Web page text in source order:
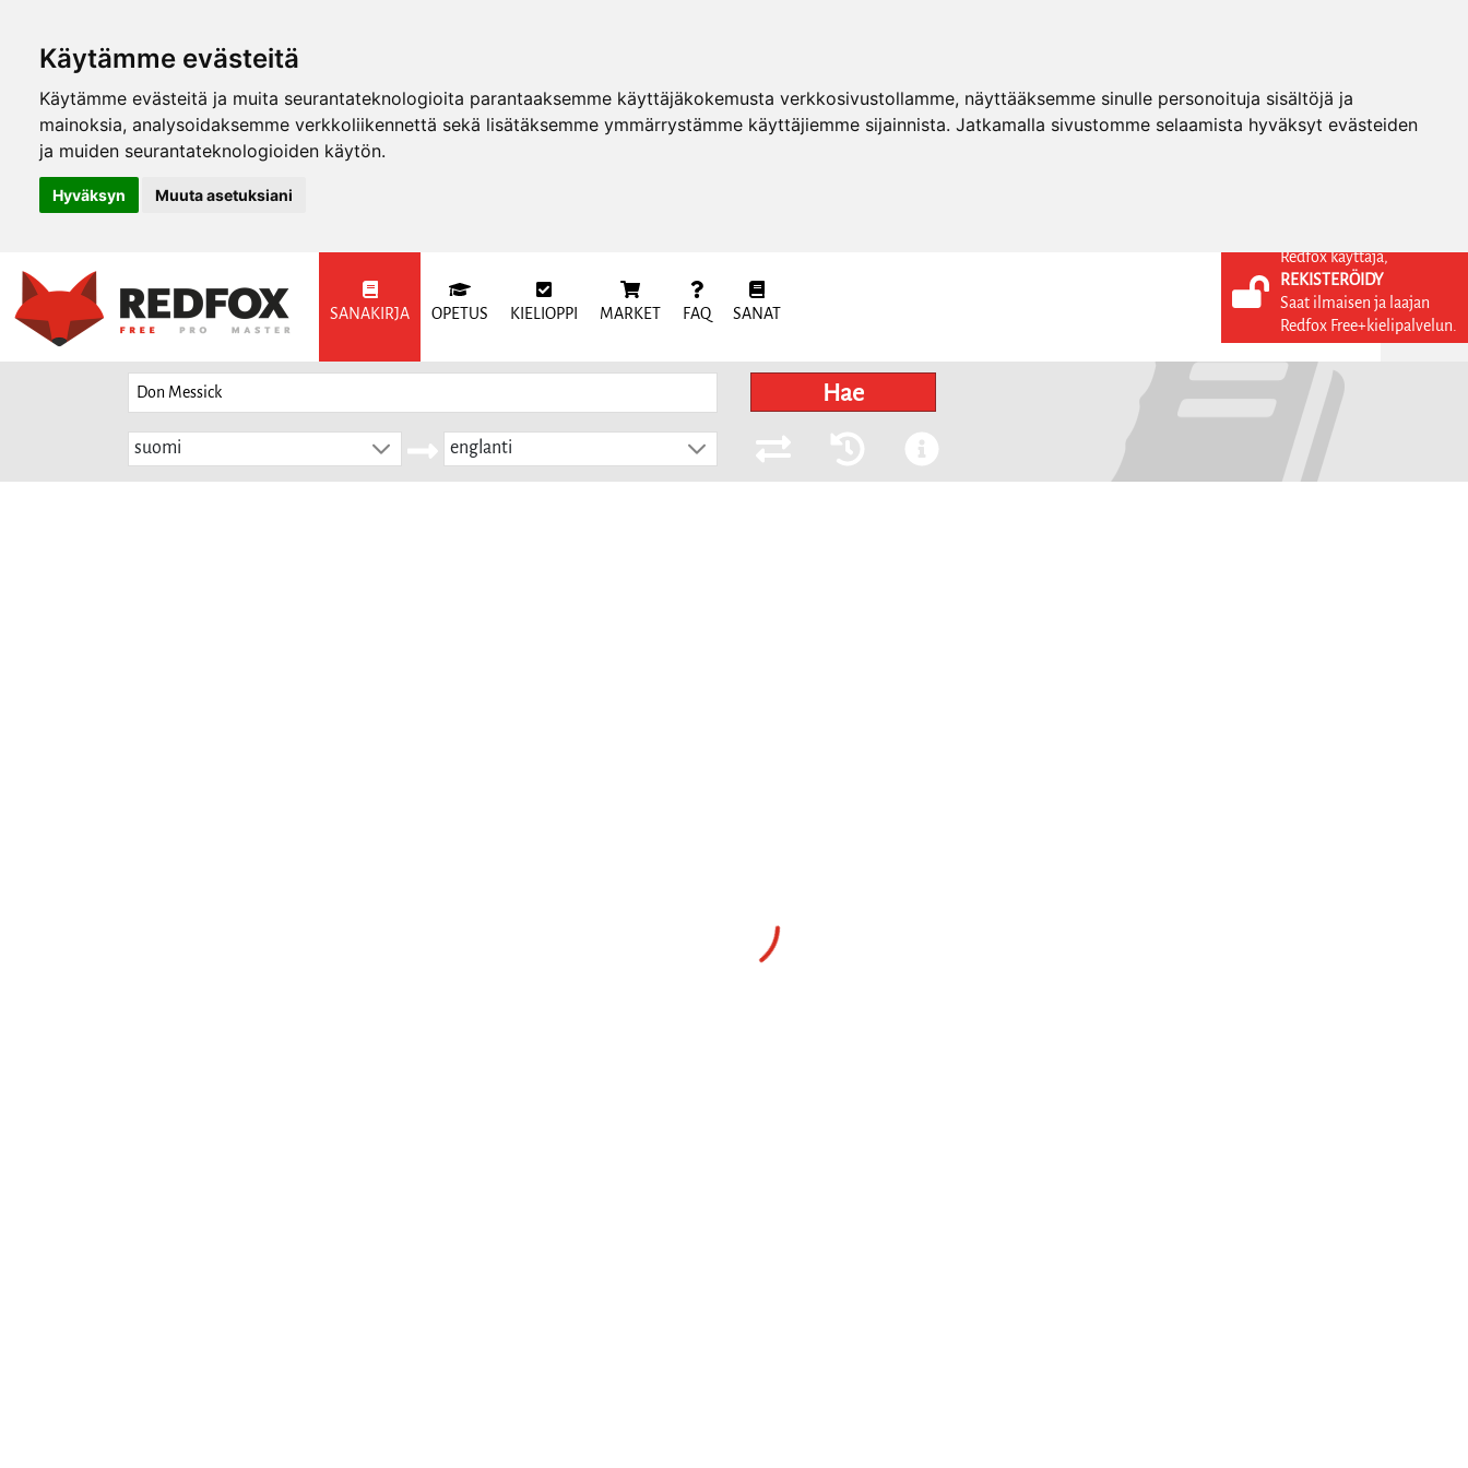
Käytämme evästeitä
Käytämme evästeitä ja muita seurantateknologioita parantaaksemme käyttäjäkokemusta verkkosivustollamme, näyttääksemme sinulle personoituja sisältöjä ja
mainoksia, analysoidaksemme verkkoliikennettä sekä lisätäksemme ymmärrystämme käyttäjiemme sijainnista. Jatkamalla sivustomme selaamista hyväksyt evästeiden
ja muiden seurantateknologioiden käytön.
Hyväksyn Muuta asetuksiani
SANAKIRJA OPETUS KIELIOPPI MARKET FAQ SANAT
KIRJAUDU SISÄÄN
REKISTERÖIDY
Hae
suomi englanti
Redfox käyttäjä,
REKISTERÖIDY
Saat ilmaisen ja laajan
Redfox Free+kielipalvelun.